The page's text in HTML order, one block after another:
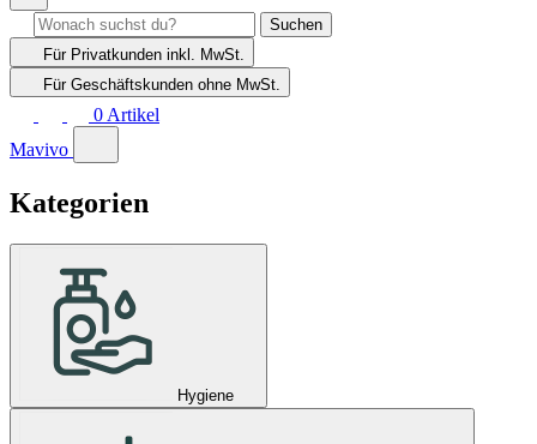
Suchen
Für Privatkunden inkl. MwSt.
Für Geschäftskunden ohne MwSt.
0 Artikel
Mavivo
Kategorien
Hygiene